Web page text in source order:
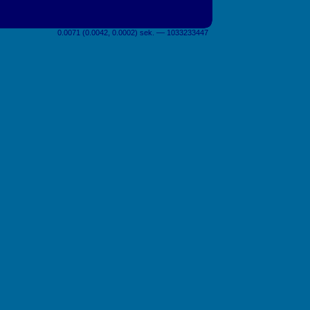
0.0071 (0.0042, 0.0002) sek. –– 1033233447